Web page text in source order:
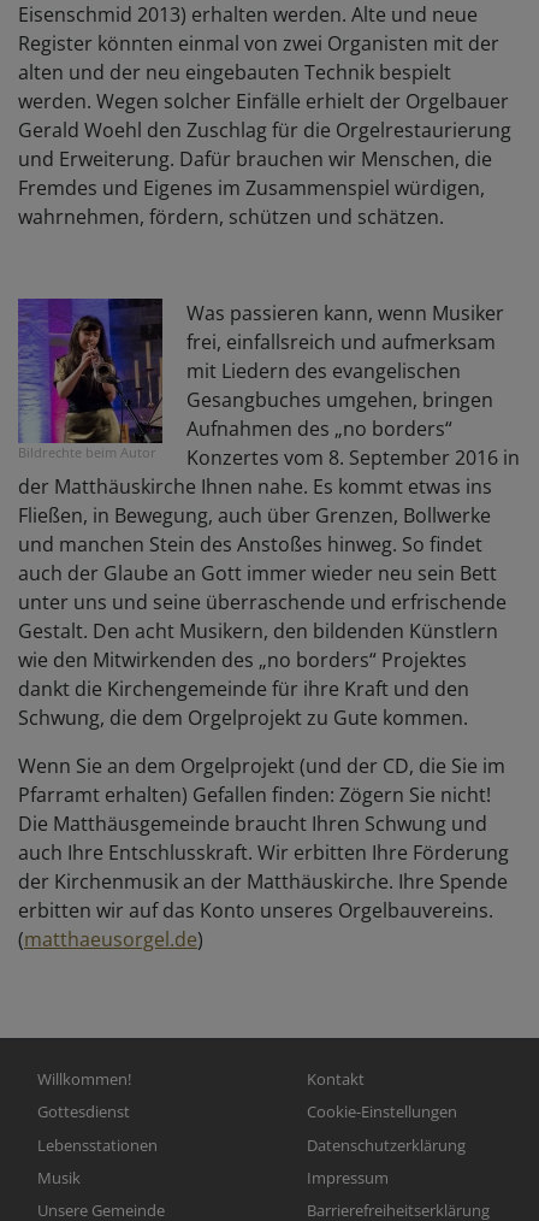
Eisenschmid 2013) erhalten werden. Alte und neue
Register könnten einmal von zwei Organisten mit der
alten und der neu eingebauten Technik bespielt
werden. Wegen solcher Einfälle erhielt der Orgelbauer
Gerald Woehl den Zuschlag für die Orgelrestaurierung
und Erweiterung. Dafür brauchen wir Menschen, die
Fremdes und Eigenes im Zusammenspiel würdigen,
wahrnehmen, fördern, schützen und schätzen.
Bildrechte beim Autor
Was passieren kann, wenn Musiker
frei, einfallsreich und aufmerksam
mit Liedern des evangelischen
Gesangbuches umgehen, bringen
Aufnahmen des „no borders“
Konzertes vom 8. September 2016 in
der Matthäuskirche Ihnen nahe. Es kommt etwas ins
Fließen, in Bewegung, auch über Grenzen, Bollwerke
und manchen Stein des Anstoßes hinweg. So findet
auch der Glaube an Gott immer wieder neu sein Bett
unter uns und seine überraschende und erfrischende
Gestalt. Den acht Musikern, den bildenden Künstlern
wie den Mitwirkenden des „no borders“ Projektes
dankt die Kirchengemeinde für ihre Kraft und den
Schwung, die dem Orgelprojekt zu Gute kommen.
Wenn Sie an dem Orgelprojekt (und der CD, die Sie im
Pfarramt erhalten) Gefallen finden: Zögern Sie nicht!
Die Matthäusgemeinde braucht Ihren Schwung und
auch Ihre Entschlusskraft. Wir erbitten Ihre Förderung
der Kirchenmusik an der Matthäuskirche. Ihre Spende
erbitten wir auf das Konto unseres Orgelbauvereins.
(matthaeusorgel.de)
Hauptnavigation
Willkommen!
Gottesdienst
Lebensstationen
Musik
Unsere Gemeinde
Fußbereichsmenü
Kontakt
Cookie-Einstellungen
Datenschutzerklärung
Impressum
Barrierefreiheitserklärung